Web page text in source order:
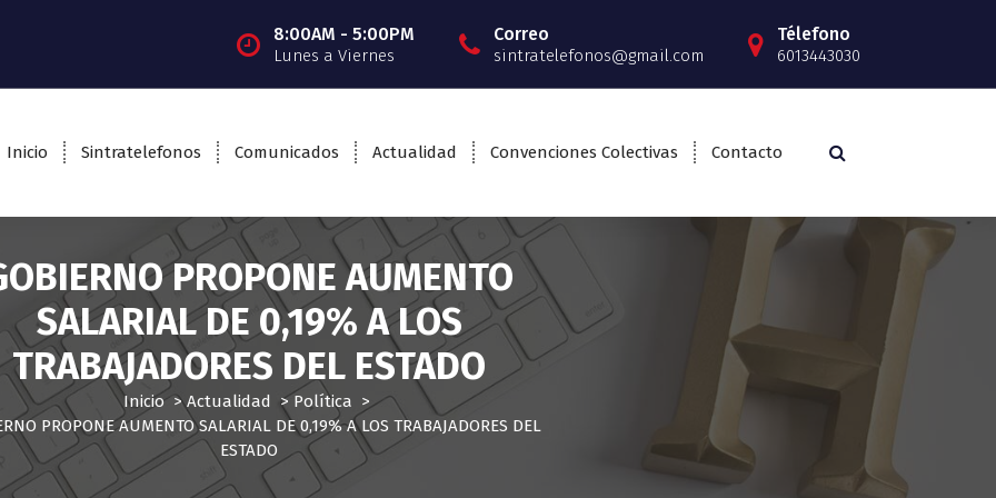
8:00AM - 5:00PM
Lunes a Viernes
Correo
sintratelefonos@gmail.com
Télefono
6013443030
Inicio Sintratelefonos Comunicados Actualidad Convenciones Colectivas Contacto
PROPONE AUMENTO
SALARIAL DE 0,19% A LOS
TRABAJADORES DEL ESTADO
Inicio>Actualidad >Política >
PROPONE AUMENTO SALARIAL DE 0,19% A LOS TRABAJADORES DEL
ESTADO